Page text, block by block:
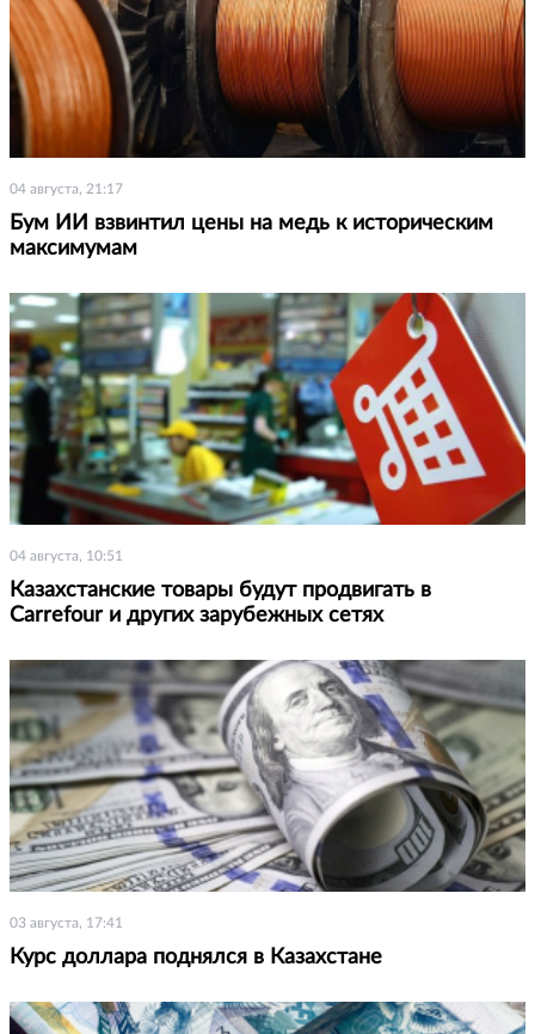
04 августа, 21:17
Бум ИИ взвинтил цены на медь к историческим
максимумам
04 августа, 10:51
Казахстанские товары будут продвигать в
Carrefour и других зарубежных сетях
03 августа, 17:41
Курс доллара поднялся в Казахстане